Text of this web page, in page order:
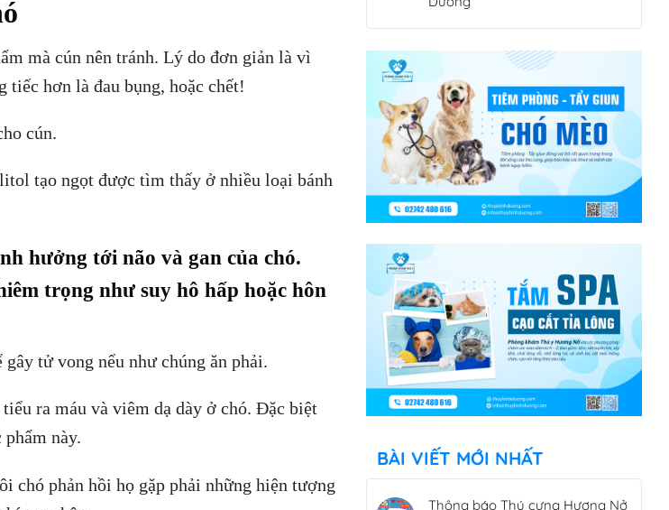
mà cún nên tránh. Lý do đơn giản là vì
tiếc hơn là đau bụng, hoặc chết!
cún.
tạo ngọt được tìm thấy ở nhiều loại bánh
hưởng tới não và gan của chó.
trọng như suy hô hấp hoặc hôn
tử vong nếu như chúng ăn phải.
ra máu và viêm dạ dày ở chó. Đặc biệt
này.
chó phản hồi họ gặp phải những hiện tượng
BÀI VIẾT MỚI NHẤT
Thông báo Thú cưng Hương Nở